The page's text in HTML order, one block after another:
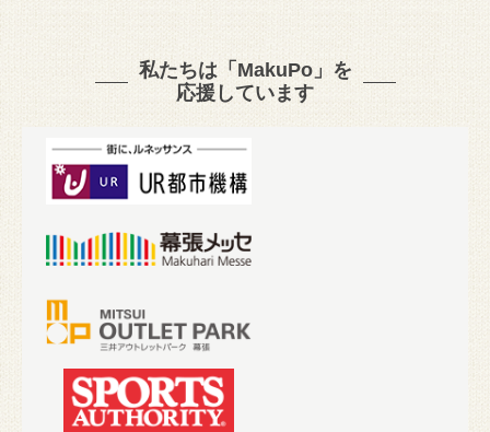
私たちは「MakuPo」を
応援しています